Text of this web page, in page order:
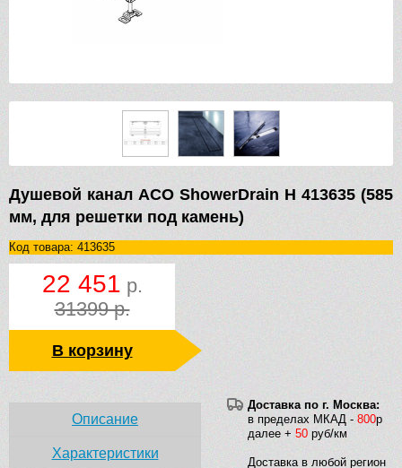
Душевой канал ACO ShowerDrain H 413635 (585
мм, для решетки под камень)
Код товара: 413635
22 451 р.
31399 р.
В корзину
Доставка по г. Москва:
в пределах МКАД - 800р
далее + 50 руб/км
Доставка в любой регион
Описание
Характеристики